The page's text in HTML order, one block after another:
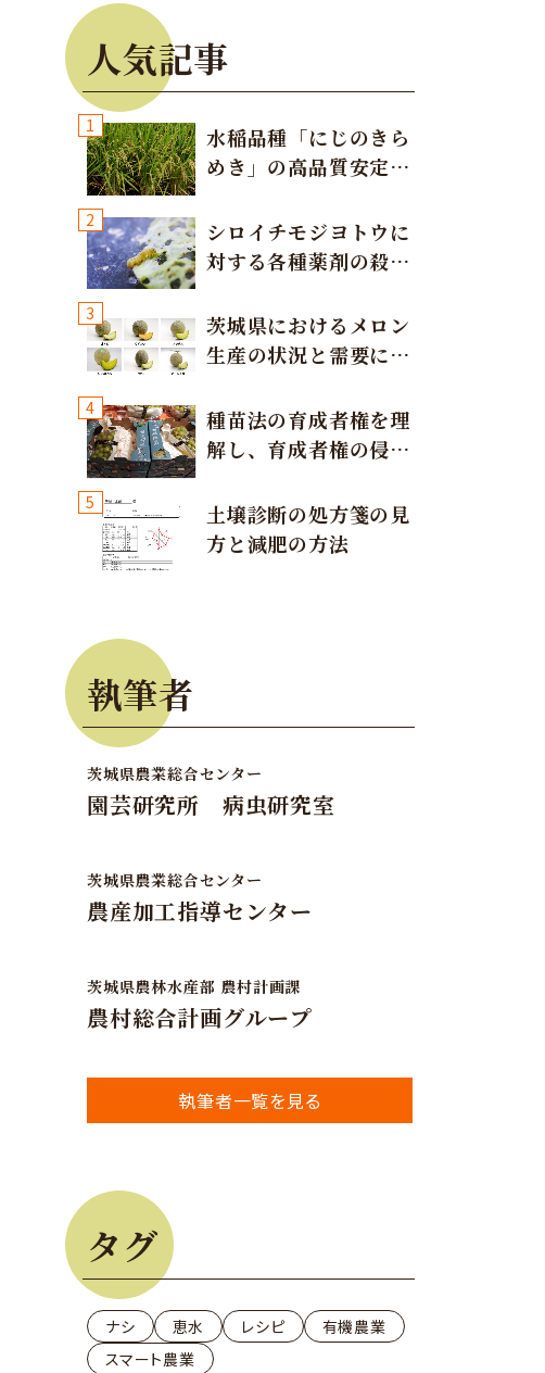
人気記事
1
水稲品種「にじのきら
めき」の高品質安定多
2
シロイチモジヨトウに
対する各種薬剤の殺虫
3
茨城県におけるメロン
生産の状況と需要に応
4
種苗法の育成者権を理
解し、育成者権の侵害
意しましょう！
5
土壌診断の処方箋の見
方と減肥の方法
執筆者
茨城県農業総合センター
園芸研究所 病虫研究室
茨城県農業総合センター
農産加工指導センター
茨城県農林水産部 農村計画課
農村総合計画グループ
執筆者一覧を見る
タグ
ナシ 恵水 レシピ
有機農業
スマート農業